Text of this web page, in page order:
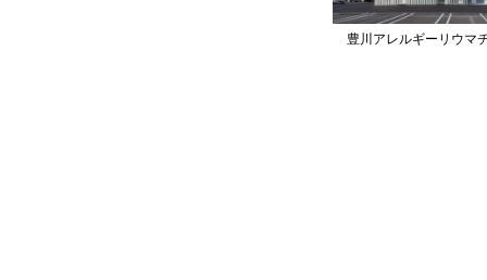
豊川アレルギーリウマ